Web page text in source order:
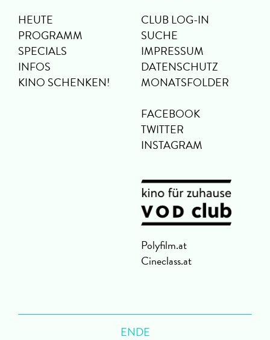
HEUTE
PROGRAMM
SPECIALS
INFOS
KINO SCHENKEN!
CLUB LOG-IN
SUCHE
IMPRESSUM
DATENSCHUTZ
MONATSFOLDER
FACEBOOK
TWITTER
INSTAGRAM
Polyfilm.at
Cineclass.at
ENDE